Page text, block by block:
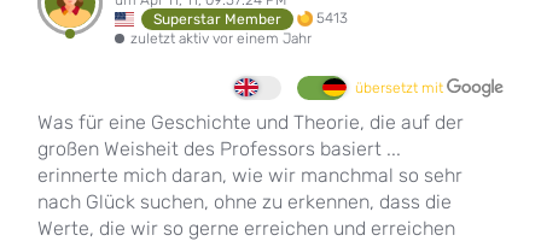
Superstar Member
5413
zuletzt aktiv vor einem Jahr
übersetzt mit
Was für eine Geschichte und Theorie, die auf der
großen Weisheit des Professors basiert ...
erinnerte mich daran, wie wir manchmal so sehr
nach Glück suchen, ohne zu erkennen, dass die
Werte, die wir so gerne erreichen und erreichen